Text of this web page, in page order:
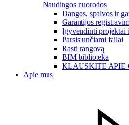
Naudingos nuorodos
Dangos, spalvos ir
Garantijos
Įgyvendinti projektai
Parsisiunčiami failai
Rasti rangovą
BIM biblioteka
KLAUSKITE APIE
Apie mus